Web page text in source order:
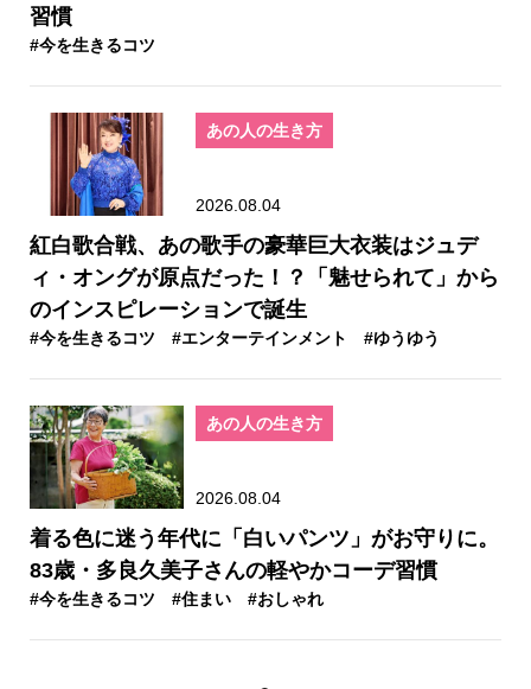
習慣
#今を生きるコツ
あの人の生き方
2026.08.04
紅白歌合戦、あの歌手の豪華巨大衣装はジュデ
ィ・オングが原点だった！？「魅せられて」から
のインスピレーションで誕生
#今を生きるコツ #エンターテインメント #ゆうゆう
あの人の生き方
2026.08.04
着る色に迷う年代に「白いパンツ」がお守りに。
83歳・多良久美子さんの軽やかコーデ習慣
#今を生きるコツ #住まい #おしゃれ